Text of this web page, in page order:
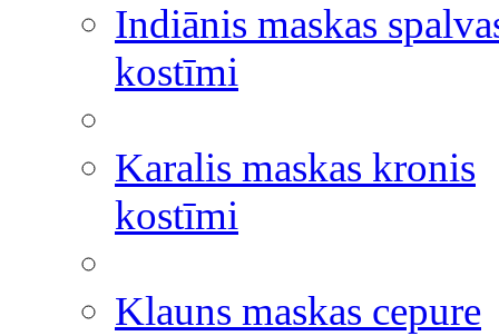
Indiānis maskas
kostīmi
Karalis maskas kronis
kostīmi
Klauns maskas cepure